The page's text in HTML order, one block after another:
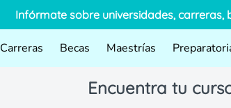
Infórmate sobre universidades, carreras,
Carreras Becas Maestrías
Encuentra tu